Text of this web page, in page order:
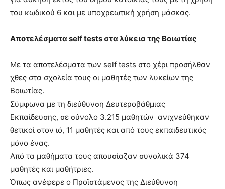
του κωδικού 6 και με υποχρεωτική χρήση μάσκας.
Αποτελέσματα self tests στα λύκεια της Βοιωτίας
Με τα αποτελέσματα των self tests στο χέρι προσήλθαν
χθες στα σχολεία τους οι μαθητές των λυκείων της
Βοιωτίας.
Σύμφωνα με τη διεύθυνση Δευτεροβάθμιας
Εκπαίδευσης, σε σύνολο 3.215 μαθητών ανιχνεύθηκαν
θετικοί στον ιό, 11 μαθητές και από τους εκπαιδευτικός
μόνο ένας.
Από τα μαθήματα τους απουσίαζαν συνολικά 374
μαθητές και μαθήτριες.
Όπως ανέφερε ο Προϊστάμενος της Διεύθυνση